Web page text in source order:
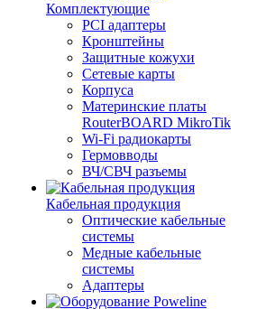
Комплектующие
PCI адаптеры
Кронштейны
Защитные кожухи
Сетевые карты
Корпуса
Материнские платы
RouterBOARD MikroTik
Wi-Fi радиокарты
Гермовводы
ВЧ/СВЧ разъемы
Кабельная продукция
Оптические кабельные
системы
Медные кабельные
системы
Адаптеры